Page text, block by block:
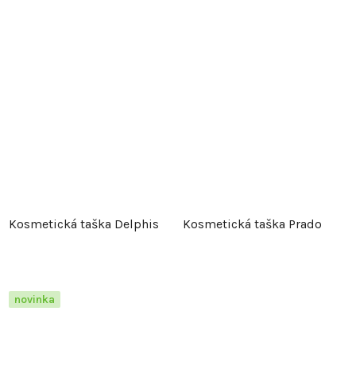
Kosmetická taška Delphis Kosmetická taška Prado
novinka